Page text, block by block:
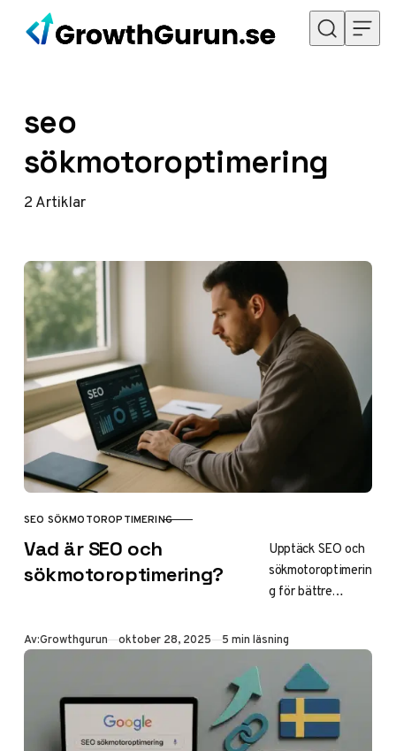
Hoppa till innehåll
seo
sökmotoroptimering
2Artiklar
KATEGORI
SEO SÖKMOTOROPTIMERING
Vad är SEO och
sökmotoroptimering?
Upptäck SEO och
sökmotoroptimerin
g för bättre
Google. Lär dig
grunderna,
tekniska tips, on-
page/off-page-
strategier och
trender för 2025.
Av:Growthgurun Publicerad
oktober 28, 2025 5 min läsning